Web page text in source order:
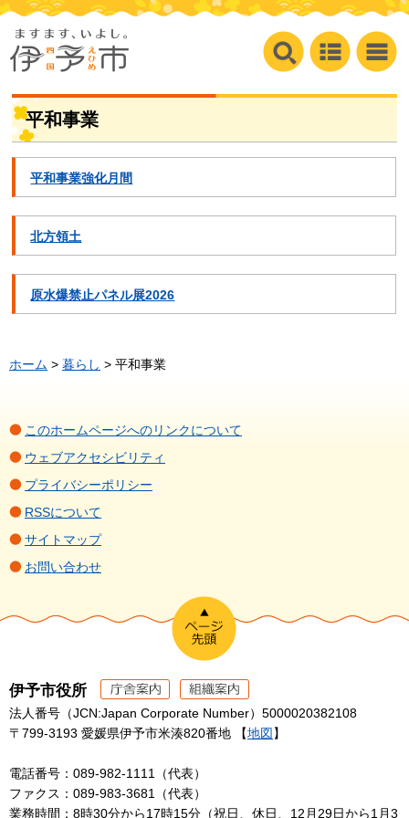
平和事業
平和事業強化月間
北方領土
原水爆禁止パネル展2026
ホーム > 暮らし > 平和事業
このホームページへのリンクについて
ウェブアクセシビリティ
プライバシーポリシー
RSSについて
サイトマップ
お問い合わせ
伊予市役所
法人番号（JCN:Japan Corporate Number）5000020382108
〒799-3193 愛媛県伊予市米湊820番地 【地図 】
電話番号：089-982-1111（代表）
ファクス：089-983-3681（代表）
業務時間：8時30分から17時15分（祝日、休日、12月29日から1月3